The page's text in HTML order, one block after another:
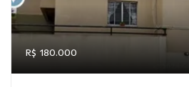
R$ 180.000